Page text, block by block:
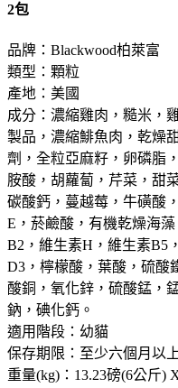
2包
品牌：Blackwood柏萊富
類型：顆粒
產地：美國
成分：濃縮雞肉，糙米，
製品，濃縮鯡魚肉，乾燥
劑，全粒亞麻籽，卵磷脂
胺酸，胡蘿蔔，芹菜，甜
碳酸鈣，蔓越莓，牛磺酸
E，菸鹼酸，有機乾燥海
B2，維生素H，維生素B5
D3，檸檬酸，葉酸，硫酸
酸銅，氧化鋅，硫酸錳，
鈉，碘化鈣。
適用階段：幼貓
保存期限：至少六個月以上
重量(kg)：13.23磅(6公斤)